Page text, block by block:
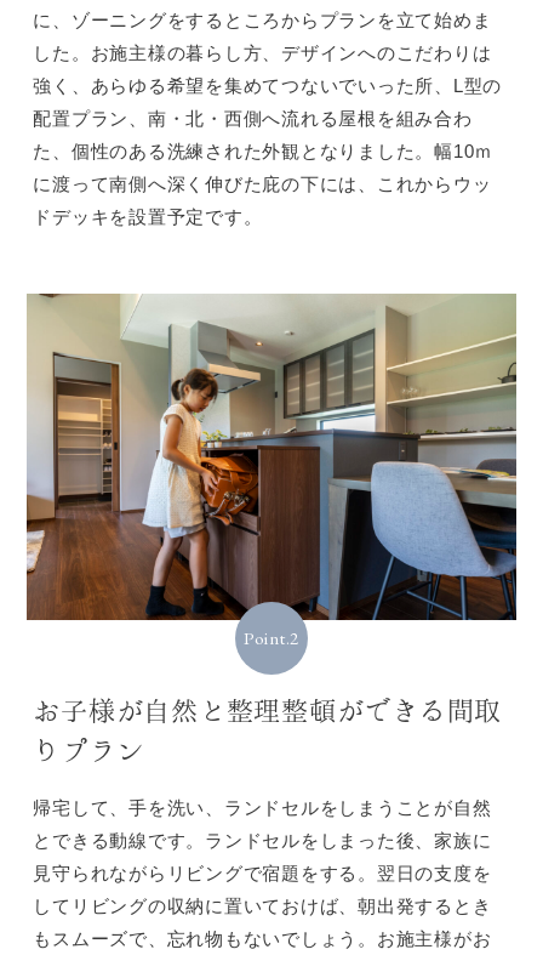
に、ゾーニングをするところからプランを立て始めま
した。お施主様の暮らし方、デザインへのこだわりは
強く、あらゆる希望を集めてつないでいった所、L型の
配置プラン、南・北・西側へ流れる屋根を組み合わ
た、個性のある洗練された外観となりました。幅10ｍ
に渡って南側へ深く伸びた庇の下には、これからウッ
ドデッキを設置予定です。
Point.2
お子様が自然と整理整頓ができる間取
りプラン
帰宅して、手を洗い、ランドセルをしまうことが自然
とできる動線です。ランドセルをしまった後、家族に
見守られながらリビングで宿題をする。翌日の支度を
してリビングの収納に置いておけば、朝出発するとき
もスムーズで、忘れ物もないでしょう。お施主様がお